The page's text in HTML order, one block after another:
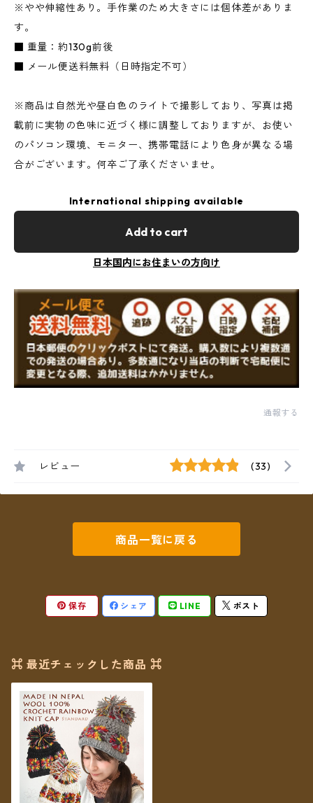
※やや伸縮性あり。手作業のため大きさには個体差がありま
す。
■ 重量：約130g前後
■ メール便送料無料（日時指定不可）
※商品は自然光や昼白色のライトで撮影しており、写真は掲
載前に実物の色味に近づく様に調整しておりますが、お使い
のパソコン環境、モニター、携帯電話により色身が異なる場
合がございます。何卒ご了承くださいませ。
International shipping available
Add to cart
日本国内にお住まいの方向け
通報する
レビュー (33)
商品一覧に戻る
保存 シェア LINE ポスト
⌘ 最近チェックした商品 ⌘